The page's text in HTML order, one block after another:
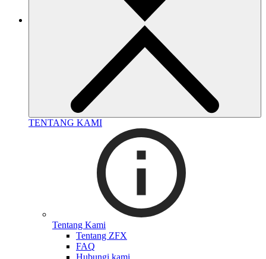
TENTANG KAMI
Tentang Kami
Tentang ZFX
FAQ
Hubungi kami